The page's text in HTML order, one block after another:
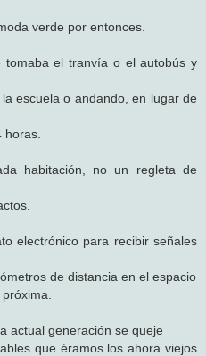
verde por entonces.
tomaba el tranvía o el autobús y
escuela o andando, en lugar de
habitación, no un regleta de
electrónico para recibir señales
de distancia en el espacio
actual generación se queje
que éramos los ahora viejos